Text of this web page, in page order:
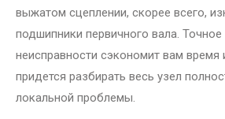
выжатом сцеплении, скорее всего,
подшипники первичного вала.
неисправности сэкономит вам время
придется разбирать весь узел
локальной проблемы.